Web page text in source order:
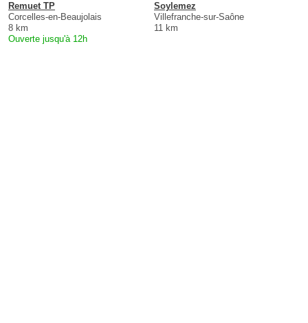
Remuet TP
Corcelles-en-Beaujolais
8 km
Ouverte jusqu'à 12h
Soylemez
Villefranche-sur-Saône
11 km